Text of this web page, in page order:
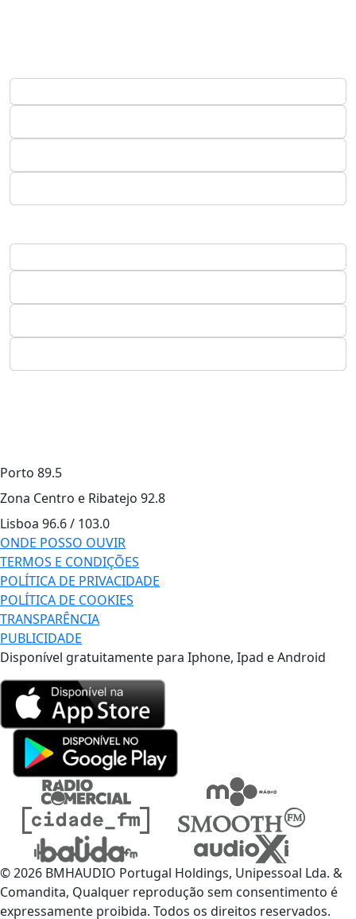
Porto 89.5
Zona Centro e Ribatejo 92.8
Lisboa 96.6 / 103.0
ONDE POSSO OUVIR
TERMOS E CONDIÇÕES
POLÍTICA DE PRIVACIDADE
POLÍTICA DE COOKIES
TRANSPARÊNCIA
PUBLICIDADE
Disponível gratuitamente para Iphone, Ipad e Android
© 2026 BMHAUDIO Portugal Holdings, Unipessoal Lda. &
Comandita, Qualquer reprodução sem consentimento é
expressamente proibida. Todos os direitos reservados.